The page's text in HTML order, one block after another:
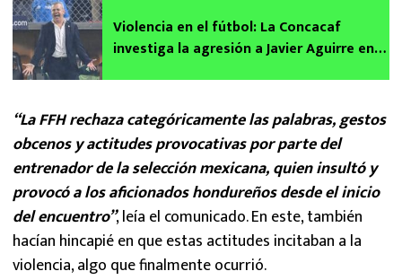
Violencia en el fútbol: La Concacaf
investiga la agresión a Javier Aguirre en
“La FFH rechaza categóricamente las palabras, gestos
obcenos y actitudes provocativas por parte del
entrenador de la selección mexicana, quien insultó y
provocó a los aficionados hondureños desde el inicio
del encuentro”, leía el comunicado. En este, también
hacían hincapié en que estas actitudes incitaban a la
violencia, algo que finalmente ocurrió.